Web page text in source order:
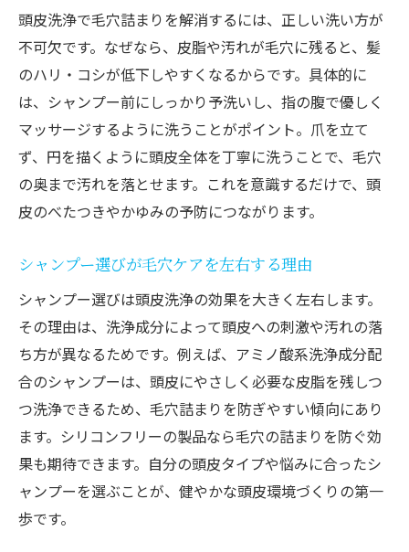
頭皮洗浄で毛穴詰まりを解消するには、正しい洗い方が
不可欠です。なぜなら、皮脂や汚れが毛穴に残ると、髪
のハリ・コシが低下しやすくなるからです。具体的に
は、シャンプー前にしっかり予洗いし、指の腹で優しく
マッサージするように洗うことがポイント。爪を立て
ず、円を描くように頭皮全体を丁寧に洗うことで、毛穴
の奥まで汚れを落とせます。これを意識するだけで、頭
皮のべたつきやかゆみの予防につながります。
シャンプー選びが毛穴ケアを左右する理由
シャンプー選びは頭皮洗浄の効果を大きく左右します。
その理由は、洗浄成分によって頭皮への刺激や汚れの落
ち方が異なるためです。例えば、アミノ酸系洗浄成分配
合のシャンプーは、頭皮にやさしく必要な皮脂を残しつ
つ洗浄できるため、毛穴詰まりを防ぎやすい傾向にあり
ます。シリコンフリーの製品なら毛穴の詰まりを防ぐ効
果も期待できます。自分の頭皮タイプや悩みに合ったシ
ャンプーを選ぶことが、健やかな頭皮環境づくりの第一
歩です。